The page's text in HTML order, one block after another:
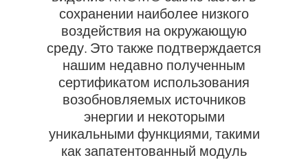
сохранении наиболее низкого
воздействия на окружающую
среду. Это также подтверждается
нашим недавно полученным
сертификатом использования
возобновляемых источников
энергии и некоторыми
уникальными функциями, такими
как запатентованный модуль